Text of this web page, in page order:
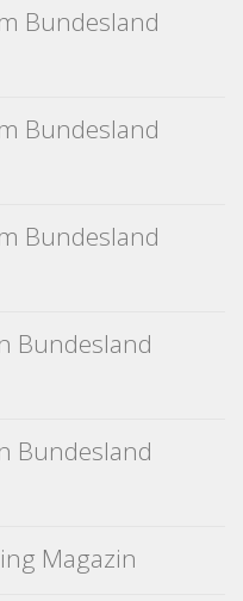
Bundesland
Bundesland
Bundesland
Bundesland
Bundesland
Magazin